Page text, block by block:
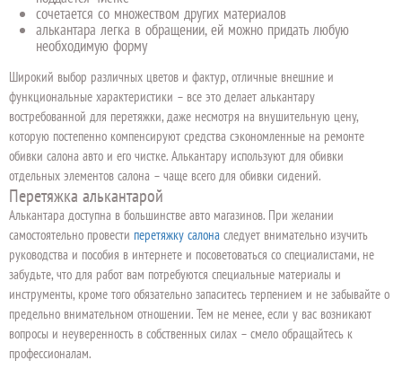
сочетается со множеством других материалов
алькантара легка в обращении, ей можно придать любую
необходимую форму
Широкий выбор различных цветов и фактур, отличные внешние и
функциональные характеристики – все это делает алькантару
востребованной для перетяжки, даже несмотря на внушительную цену,
которую постепенно компенсируют средства сэкономленные на ремонте
обивки салона авто и его чистке. Алькантару используют для обивки
отдельных элементов салона – чаще всего для обивки сидений.
Перетяжка алькантарой
Алькантара доступна в большинстве авто магазинов. При желании
самостоятельно провести перетяжку салона следует внимательно изучить
руководства и пособия в интернете и посоветоваться со специалистами, не
забудьте, что для работ вам потребуются специальные материалы и
инструменты, кроме того обязательно запаситесь терпением и не забывайте о
предельно внимательном отношении. Тем не менее, если у вас возникают
вопросы и неуверенность в собственных силах – смело обращайтесь к
профессионалам.